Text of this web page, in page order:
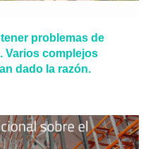
problemas de
Varios complejos
dado la razón.